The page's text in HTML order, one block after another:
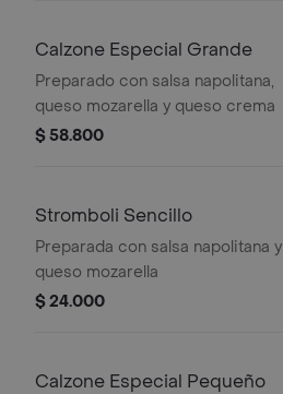
Calzone Especial Grande
Preparado con salsa napolitana,
queso mozarella y queso crema
$ 58.800
Stromboli Sencillo
Preparada con salsa napolitana y
queso mozarella
$ 24.000
Calzone Especial Pequeño